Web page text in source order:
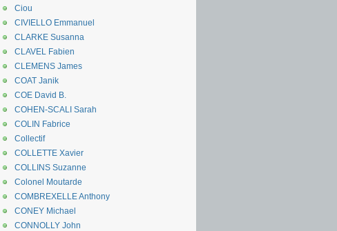
Ciou
CIVIELLO Emmanuel
CLARKE Susanna
CLAVEL Fabien
CLEMENS James
COAT Janik
COE David B.
COHEN-SCALI Sarah
COLIN Fabrice
Collectif
COLLETTE Xavier
COLLINS Suzanne
Colonel Moutarde
COMBREXELLE Anthony
CONEY Michael
CONNOLLY John